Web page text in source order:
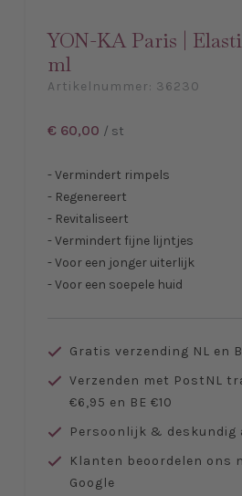
YON-KA Paris |
ml
Artikelnummer: 36230
€ 60,00 / st
- Vermindert rimpels
- Regenereert
- Revitaliseert
- Vermindert fijne lijntjes
- Voor een jonger uiterlijk
- Voor een soepele huid
Gratis verzending NL en
Verzenden met PostNL
€6,95 en BE €10
Persoonlijk & deskundig
Klanten beoordelen ons
Google